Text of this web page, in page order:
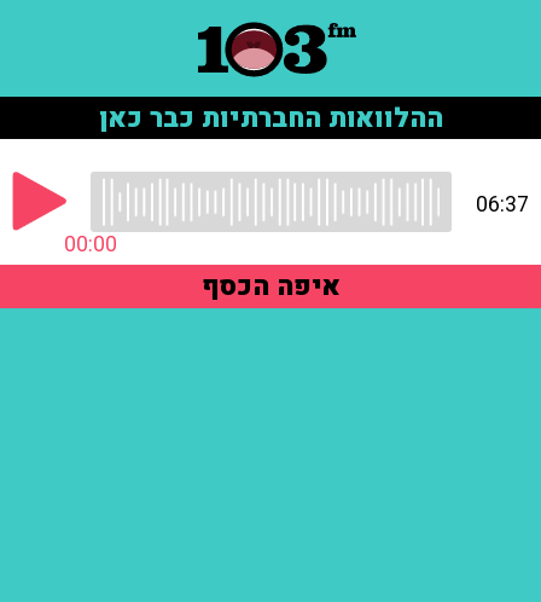
ההלוואות החברתיות כבר כאן
00:00
06:37
איפה הכסף